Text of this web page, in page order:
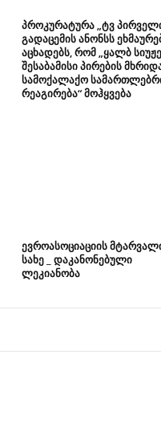
პროკურატურა „ტვ
გადაცემის ანონსს
აცხადებს, რომ „ყალბ
შესაბამისი პირების
სამოქალაქო
რეაგირება“ მოჰყვება
ევროასოციაციის
სახე _ დაკანონებული
ლეკიანობა